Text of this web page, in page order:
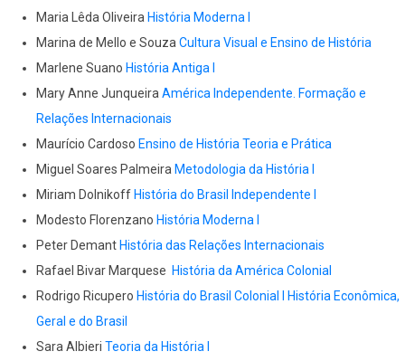
Maria Lêda Oliveira História Moderna I
Marina de Mello e Souza Cultura Visual e Ensino de História
Marlene Suano História Antiga I
Mary Anne Junqueira América Independente. Formação e
Relações Internacionais
Maurício Cardoso Ensino de História Teoria e Prática
Miguel Soares Palmeira Metodologia da História I
Miriam Dolnikoff História do Brasil Independente I
Modesto Florenzano História Moderna I
Peter Demant História das Relações Internacionais
Rafael Bivar Marquese História da América Colonial
Rodrigo Ricupero História do Brasil Colonial I
História Econômica,
Geral e do Brasil
Sara Albieri Teoria da História I